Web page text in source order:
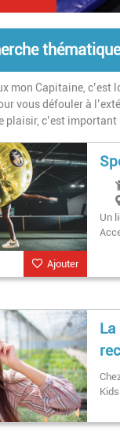
mon Capitaine,
vous défouler à
plaisir, c’est important
Ajouter
Un